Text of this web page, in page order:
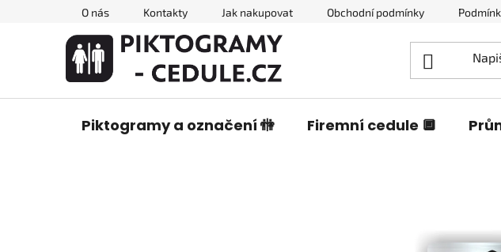
O nás Kontakty Jak nakupovat Obchodní podmínky
Piktogramy a označení 🚻 Firemní cedule 🔲